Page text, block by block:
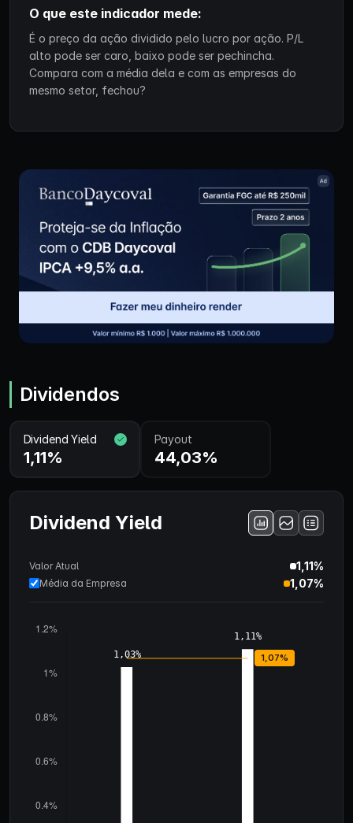
O que este indicador mede:
É o preço da ação dividido pelo lucro por ação. P/L
alto pode ser caro, baixo pode ser pechincha.
Compara com a média dela e com as empresas do
mesmo setor, fechou?
Dividendos
Dividend Yield
1,11%
Payout
44,03%
Dividend Yield
Valor Atual 1,11%
Média da Empresa 1,07%